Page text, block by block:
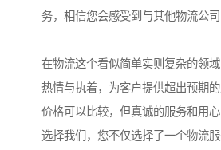
务，相信您会感受到与其他物流公司
在物流这个看似简单实则复杂的领
热情与执着，为客户提供超出预期的
价格可以比较，但真诚的服务和用心
选择我们，您不仅选择了一个物流